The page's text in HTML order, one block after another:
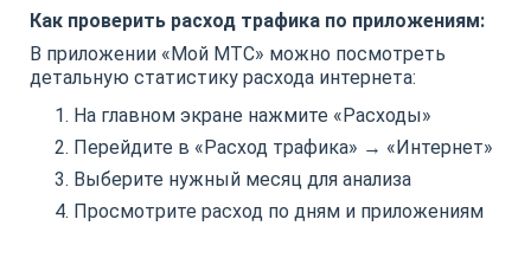
Как проверить расход трафика по приложениям:
В приложении «Мой МТС» можно посмотреть
детальную статистику расхода интернета:
На главном экране нажмите «Расходы»
Перейдите в «Расход трафика» → «Интернет»
Выберите нужный месяц для анализа
Просмотрите расход по дням и приложениям